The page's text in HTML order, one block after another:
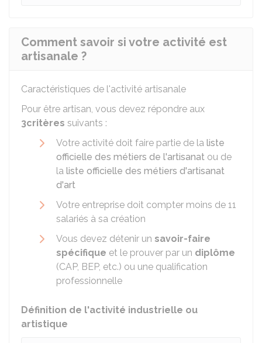
Comment savoir si votre activité est
artisanale ?
Caractéristiques de l'activité artisanale
Pour être artisan, vous devez répondre aux
3critères suivants :
Votre activité doit faire partie de la liste
officielle des métiers de l'artisanat ou de
la liste officielle des métiers d'artisanat
d'art
Votre entreprise doit compter moins de 11
salariés à sa création
Vous devez détenir un savoir-faire
spécifique et le prouver par un diplôme
(CAP, BEP, etc.) ou une qualification
professionnelle
Définition de l'activité industrielle ou
artistique